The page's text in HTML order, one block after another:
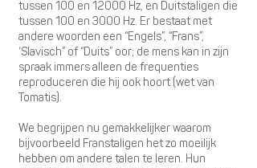
tussen 100 en 12000 Hz, en Duitstaligen die
tussen 100 en 3000 Hz. Er bestaat met
andere woorden een “Engels”, “Frans”,
‘Slavisch” of “Duits” oor; de mens kan in zijn
spraak immers alleen de frequenties
reproduceren die hij ook hoort (wet van
Tomatis).
We begrijpen nu gemakkelijker waarom
bijvoorbeeld Franstaligen het zo moeilijk
hebben om andere talen te leren. Hun